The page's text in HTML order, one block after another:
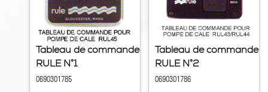
Tableau de commande
RULE N°1
0690301785
Tableau de commande
RULE N°2
0690301786